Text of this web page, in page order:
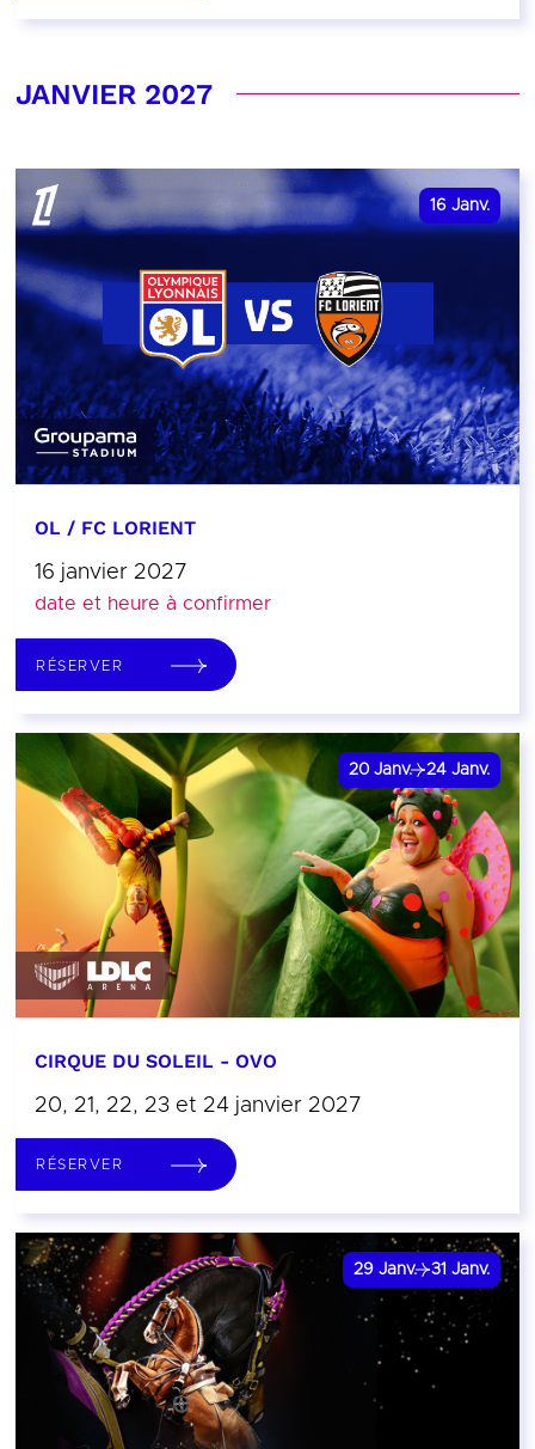
JANVIER 2027
16 Janv.
OL / FC LORIENT
16 janvier 2027
date et heure à confirmer
RÉSERVER
20 Janv. 24 Janv.
CIRQUE DU SOLEIL - OVO
20, 21, 22, 23 et 24 janvier 2027
RÉSERVER
29 Janv. 31 Janv.